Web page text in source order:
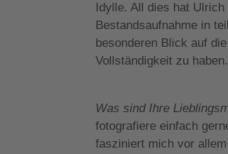
Idylle. All dies hat
Bestandsaufnahme in
besonderen Blick auf
Vollständigkeit zu haben.
Was sind Ihre
fotografiere einfach
fasziniert mich vor